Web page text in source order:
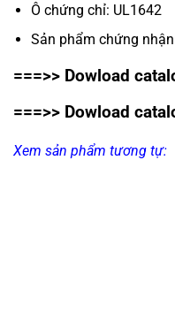
Ô chứng chỉ: UL1642
Sản phẩm chứng
===>> Dowload
===>> Dowload
Xem sản phẩm tương tự: